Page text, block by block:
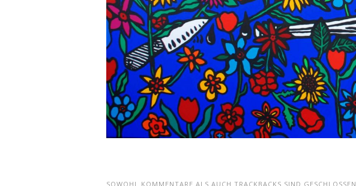
SOWOHL KOMMENTARE ALS AUCH TRACKBACKS SIND GESCHLOSSEN.